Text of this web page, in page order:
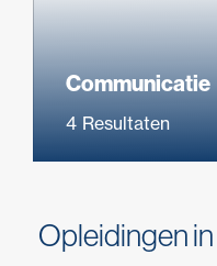
Communicatie
4 Resultaten
Opleidingen in